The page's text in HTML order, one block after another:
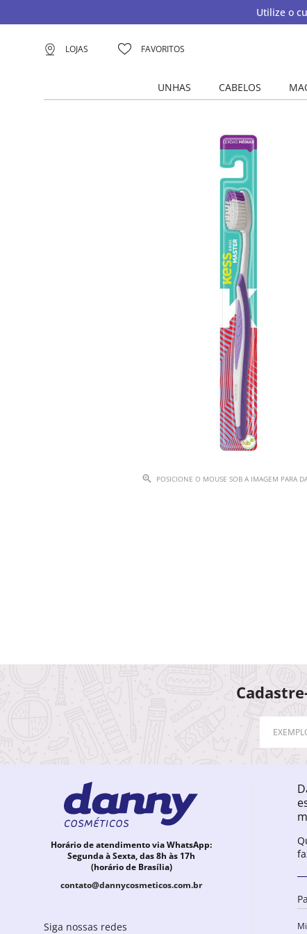
Utilize o
LOJAS FAVORITOS
UNHAS CABELOS
POSICIONE O MOUSE SOB A IMAGEM PARA
Horário de atendimento via WhatsApp:
Segunda à Sexta, das 8h às 17h
(horário de Brasília)
contato@dannycosmeticos.com.br
Siga nossas redes